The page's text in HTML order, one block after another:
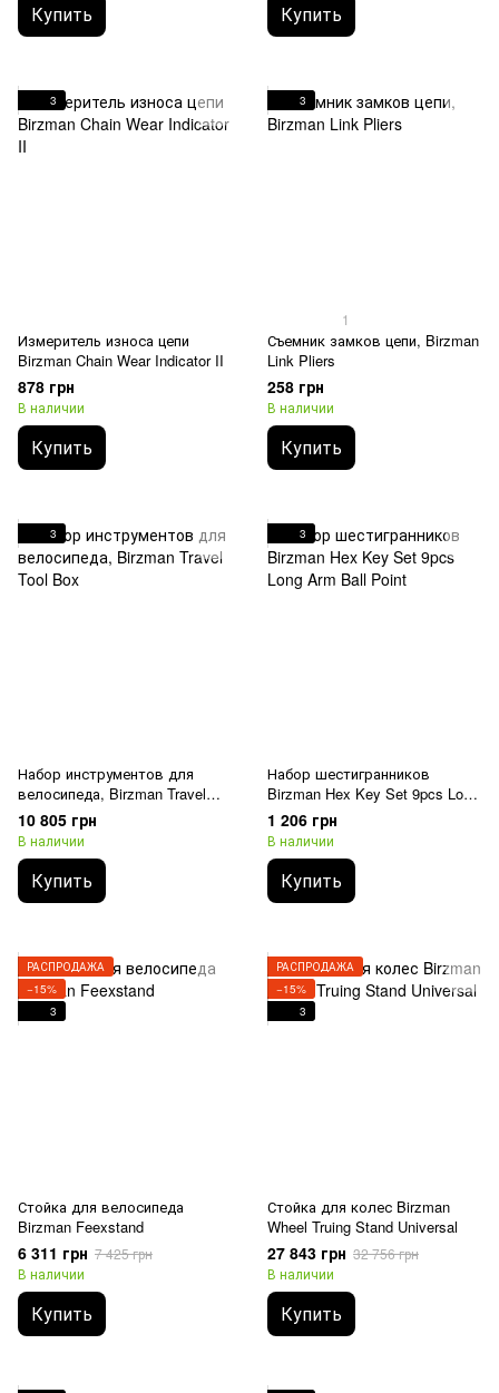
Купить Купить
3
Измеритель износа цепи
Birzman Chain Wear Indicator II
878 грн
В наличии
Купить
3
1
Съемник замков цепи, Birzman
Link Pliers
258 грн
В наличии
Купить
3
Набор инструментов для
велосипеда, Birzman Travel
Tool Box
10 805 грн
В наличии
Купить
3
Набор шестигранников
Birzman Hex Key Set 9pcs Long
Arm Ball Point
1 206 грн
В наличии
Купить
РАСПРОДАЖА
−15%
3
Стойка для велосипеда
Birzman Feexstand
6 311 грн 7 425 грн
В наличии
Купить
РАСПРОДАЖА
−15%
3
Стойка для колес Birzman
Wheel Truing Stand Universal
27 843 грн 32 756 грн
В наличии
Купить